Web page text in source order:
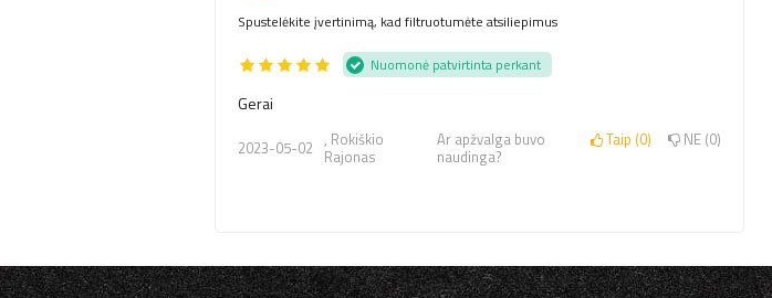
Spustelėkite įvertinimą, kad filtruotumėte atsiliepimus
Nuomonė patvirtinta perkant
Gerai
2023-05-02 , Rokiškio
Rajonas
Ar apžvalga buvo
naudinga?
Taip 0 NE 0